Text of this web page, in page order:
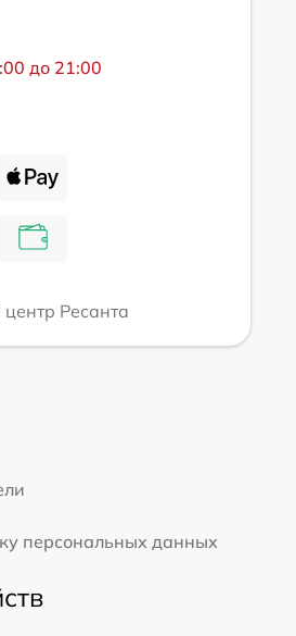
до 21:00
Ресанта
персональных данных